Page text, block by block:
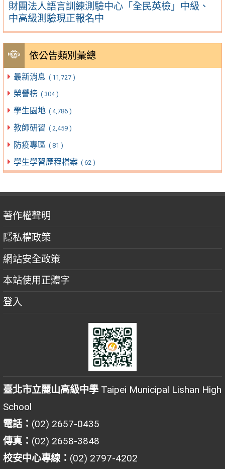
財團法人語言訓練測驗中心「全民英檢」中級、
中高級測驗現正報名中
依公告類別彙總
最新消息 ( 11,727 )
榮譽榜 ( 304 )
學生園地 ( 4,786 )
教師研習 ( 2,459 )
防疫專區 ( 81 )
學生學習歷程檔案 ( 62 )
著作權聲明
隱私權政策
網站安全政策
本站使用正體字
登入
臺北市立麗山高級中學 Taipei Municipal Lishan High
School
電話： (02) 2657-0435
傳真： (02) 2658-3848
校安中心專線： (02) 2797-4202